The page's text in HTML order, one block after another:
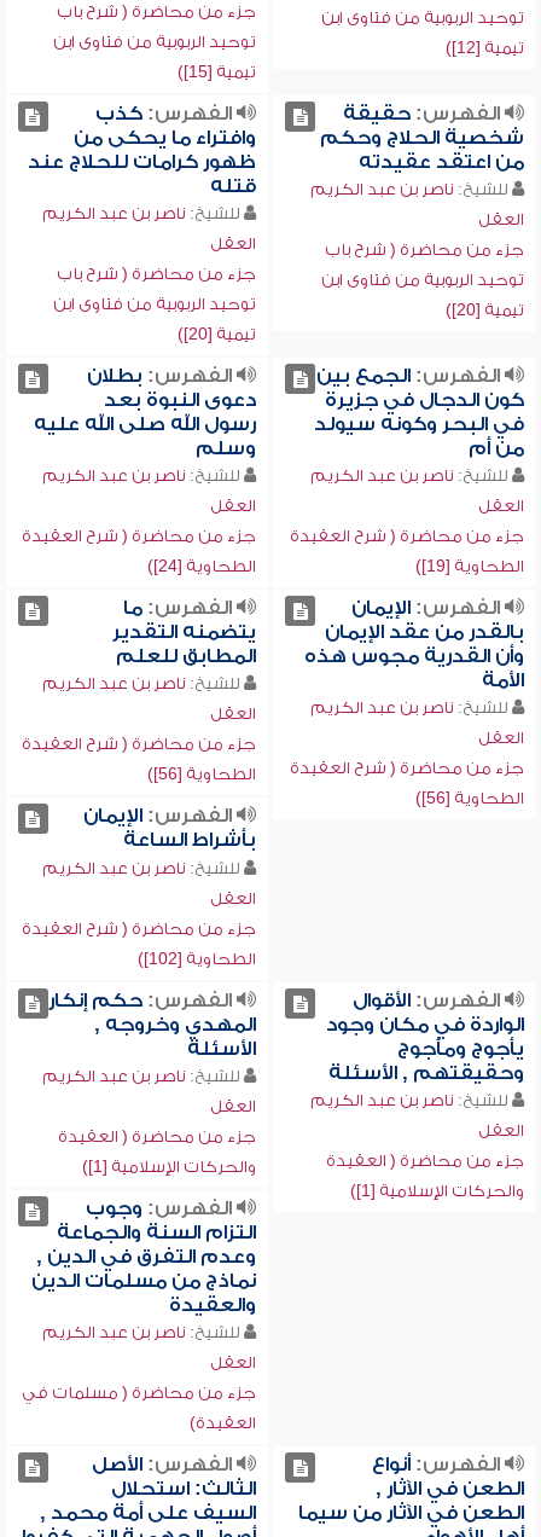
توحيد الربوبية من فتاوى ابن
تيمية [12])
جزء من محاضرة ( شرح باب
توحيد الربوبية من فتاوى ابن
تيمية [15])
الفهرس:حقيقة
شخصية الحلاج وحكم
من اعتقد عقيدته
للشيخ: ناصر بن عبد الكريم
العقل
جزء من محاضرة ( شرح باب
توحيد الربوبية من فتاوى ابن
تيمية [20])
الفهرس:كذب
وافتراء ما يحكى من
ظهور كرامات للحلاج عند
قتله
للشيخ: ناصر بن عبد الكريم
العقل
جزء من محاضرة ( شرح باب
توحيد الربوبية من فتاوى ابن
تيمية [20])
الفهرس:الجمع بين
كون الدجال في جزيرة
في البحر وكونه سيولد
من أم
للشيخ: ناصر بن عبد الكريم
العقل
جزء من محاضرة ( شرح العقيدة
الطحاوية [19])
الفهرس: بطلان
دعوى النبوة بعد
رسول الله صلى الله عليه
وسلم
للشيخ: ناصر بن عبد الكريم
العقل
جزء من محاضرة ( شرح العقيدة
الطحاوية [24])
الفهرس:الإيمان
بالقدر من عقد الإيمان
وأن القدرية مجوس هذه
الأمة
للشيخ: ناصر بن عبد الكريم
العقل
جزء من محاضرة ( شرح العقيدة
الطحاوية [56])
الفهرس:ما
يتضمنه التقدير
المطابق للعلم
للشيخ: ناصر بن عبد الكريم
العقل
جزء من محاضرة ( شرح العقيدة
الطحاوية [56])
الفهرس:الإيمان
بأشراط الساعة
للشيخ: ناصر بن عبد الكريم
العقل
جزء من محاضرة ( شرح العقيدة
الطحاوية [102])
الفهرس:الأقوال
الواردة في مكان وجود
يأجوج ومأجوج
وحقيقتهم , الأسئلة
للشيخ: ناصر بن عبد الكريم
العقل
جزء من محاضرة ( العقيدة
والحركات الإسلامية [1])
الفهرس:حكم إنكار
المهدي وخروجه ,
الأسئلة
للشيخ: ناصر بن عبد الكريم
العقل
جزء من محاضرة ( العقيدة
والحركات الإسلامية [1])
الفهرس: وجوب
التزام السنة والجماعة
وعدم التفرق في الدين ,
نماذج من مسلمات الدين
والعقيدة
للشيخ: ناصر بن عبد الكريم
العقل
جزء من محاضرة ( مسلمات في
العقيدة)
الفهرس:أنواع
الطعن في الآثار ,
الطعن في الآثار من سيما
الفهرس:الأصل
الثالث: استحلال
السيف على أمة محمد ,